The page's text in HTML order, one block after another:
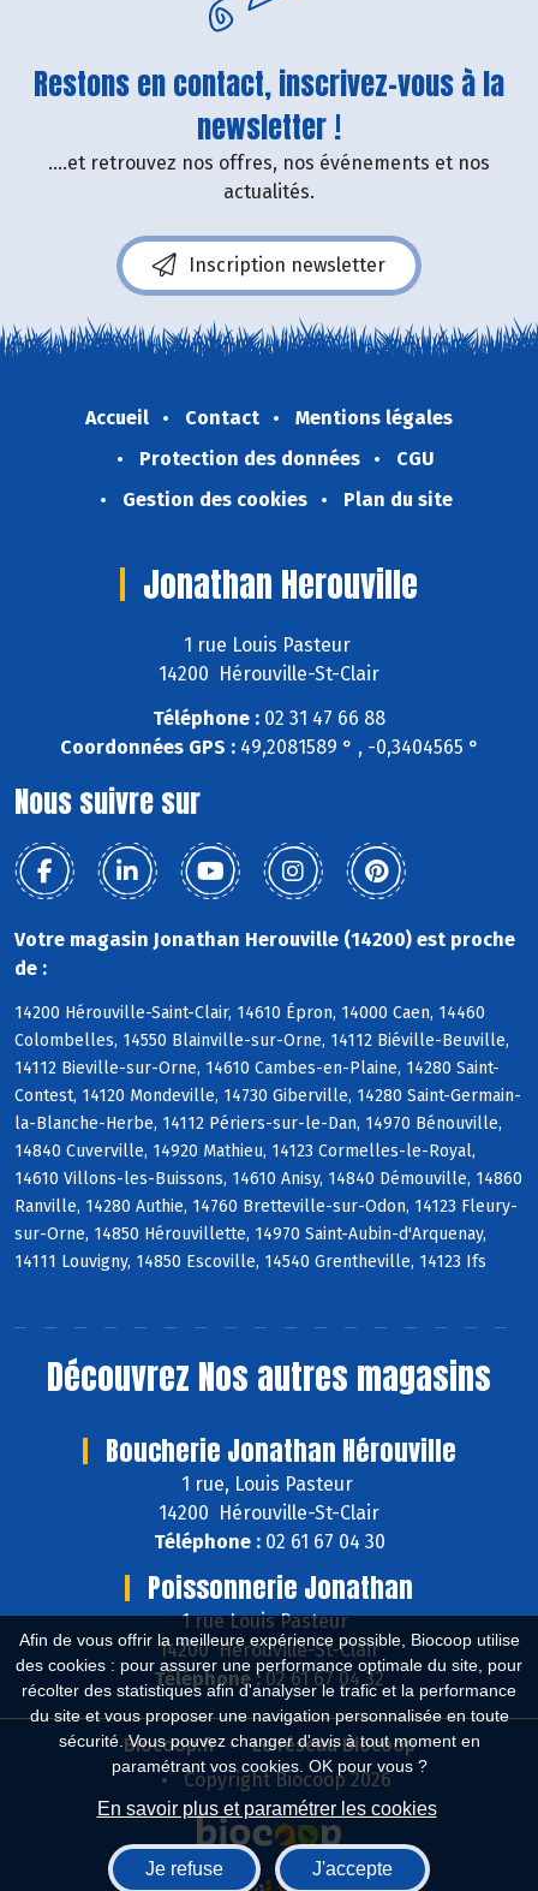
Afin de vous offrir la meilleure expérience possible, Biocoop utilise
des cookies : pour assurer une performance optimale du site, pour
récolter des statistiques afin d'analyser le trafic et la performance
du site et vous proposer une navigation personnalisée en toute
sécurité. Vous pouvez changer d'avis à tout moment en
paramétrant vos cookies. OK pour vous ?
En savoir plus et paramétrer les cookies
Je refuse J'accepte
Restons en contact, inscrivez-vous à la
newsletter !
....et retrouvez nos offres, nos événements et nos
actualités.
Inscription newsletter
Accueil Contact
Mentions légales
Protection des données
CGU
Gestion des cookies
Plan du site
Jonathan Herouville
1 rue Louis Pasteur
14200 Hérouville-St-Clair
Téléphone : 02 31 47 66 88
Coordonnées GPS :49,2081589 ° , -0,3404565 °
Nous suivre sur
Votre magasin Jonathan Herouville (14200) est proche
de :
14200 Hérouville-Saint-Clair, 14610 Épron, 14000 Caen, 14460
Colombelles, 14550 Blainville-sur-Orne, 14112 Biéville-Beuville,
14112 Bieville-sur-Orne, 14610 Cambes-en-Plaine, 14280 Saint-
Contest, 14120 Mondeville, 14730 Giberville, 14280 Saint-Germain-
la-Blanche-Herbe, 14112 Périers-sur-le-Dan, 14970 Bénouville,
14840 Cuverville, 14920 Mathieu, 14123 Cormelles-le-Royal,
14610 Villons-les-Buissons, 14610 Anisy, 14840 Démouville, 14860
Ranville, 14280 Authie, 14760 Bretteville-sur-Odon, 14123 Fleury-
sur-Orne, 14850 Hérouvillette, 14970 Saint-Aubin-d'Arquenay,
14111 Louvigny, 14850 Escoville, 14540 Grentheville, 14123 Ifs
Découvrez Nos autres magasins
Boucherie Jonathan Hérouville
1 rue, Louis Pasteur
14200 Hérouville-St-Clair
Téléphone :02 61 67 04 30
Poissonnerie Jonathan
1 rue Louis Pasteur
14200 Hérouville-St-Clair
Téléphone :02 61 67 04 32
Biocoop.fr
Le réseau Biocoop
Copyright Biocoop 2026